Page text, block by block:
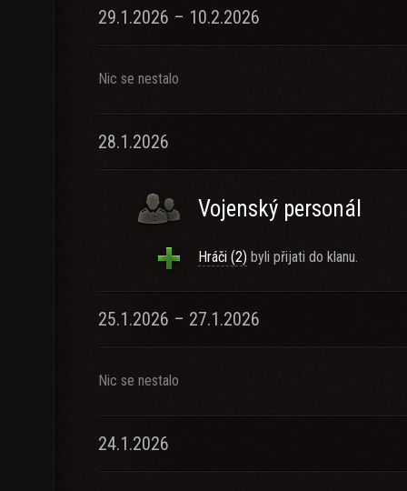
29.1.2026 – 10.2.2026
Nic se nestalo
28.1.2026
Vojenský personál
Hráči (2) byli přijati do klanu.
25.1.2026 – 27.1.2026
Nic se nestalo
24.1.2026